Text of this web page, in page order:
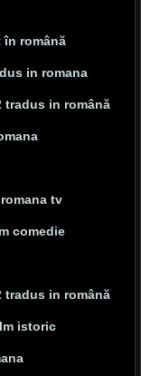
în română
in romana
tradus in română
tv
comedie
tradus in română
istoric